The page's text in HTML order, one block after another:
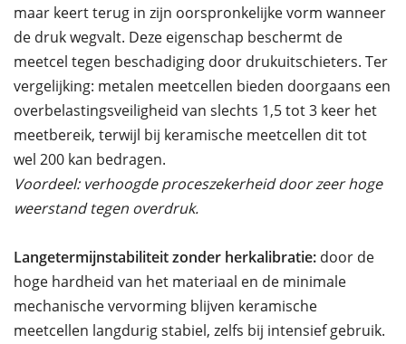
maar keert terug in zijn oorspronkelijke vorm wanneer
de druk wegvalt. Deze eigenschap beschermt de
meetcel tegen beschadiging door drukuitschieters. Ter
vergelijking: metalen meetcellen bieden doorgaans een
overbelastingsveiligheid van slechts 1,5 tot 3 keer het
meetbereik, terwijl bij keramische meetcellen dit tot
wel 200 kan bedragen.
Voordeel: verhoogde proceszekerheid door zeer hoge
weerstand tegen overdruk.
Langetermijnstabiliteit zonder herkalibratie: door de
hoge hardheid van het materiaal en de minimale
mechanische vervorming blijven keramische
meetcellen langdurig stabiel, zelfs bij intensief gebruik.